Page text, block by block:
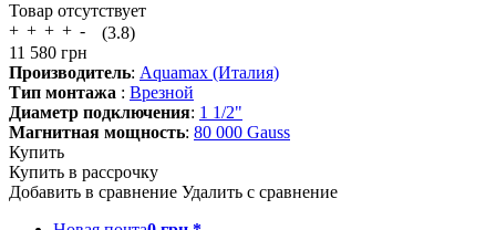
Товар отсутствует
(3.8)
11 580 грн
Производитель: Aquamax (Италия)
Тип монтажа : Врезной
Диаметр подключения: 1 1/2"
Магнитная мощность: 80 000 Gauss
Купить
Купить в рассрочку
Добавить в сравнение Удалить с сравнение